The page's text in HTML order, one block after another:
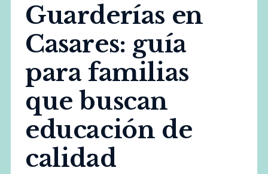
Guarderías en
Casares: guía
para familias
que buscan
educación de
calidad